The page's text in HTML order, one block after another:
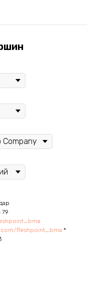
79
fleshpoint_bma *